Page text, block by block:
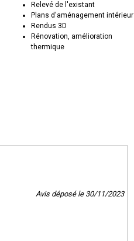
Relevé de l'existant
Plans d'aménagement intérieur
Rendus 3D
Rénovation, amélioration
thermique
Avis déposé le 30/11/2023